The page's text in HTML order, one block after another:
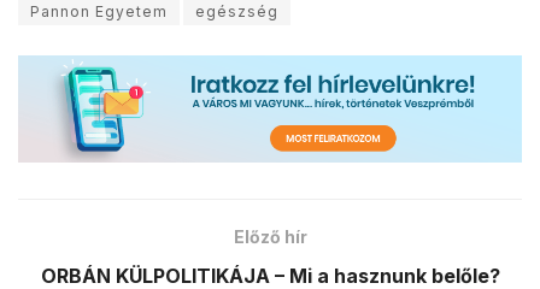
Pannon Egyetem
egészség
Előző hír
ORBÁN KÜLPOLITIKÁJA – Mi a hasznunk belőle?